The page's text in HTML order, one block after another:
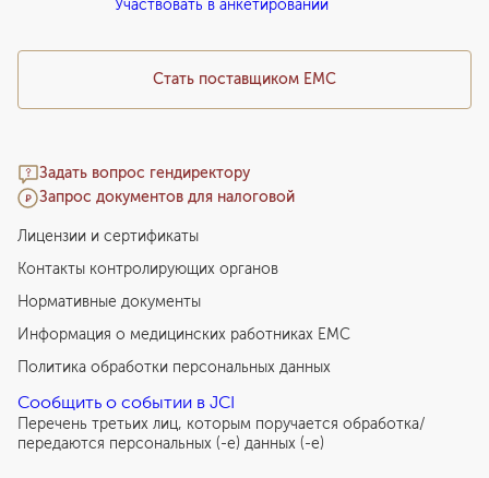
Медицинский туризм
Стать поставщиком ЕМС
Задать вопрос гендиректору
Запрос документов для налоговой
Участвовать в анкетировании
Лицензии и сертификаты
Контакты контролирующих органов
Нормативные документы
Информация о медицинских работниках EMC
Политика обработки персональных данных
Сообщить о событии в JCI
Перечень третьих лиц, которым поручается обработка/
передаются персональных (-е) данных (-е)